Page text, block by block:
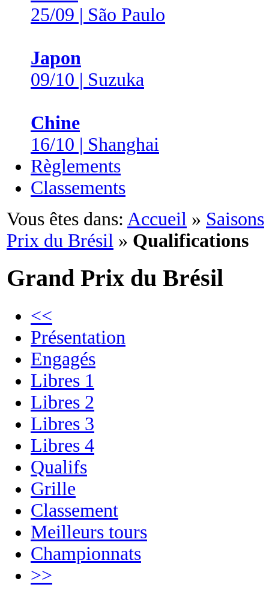
25/09 | São Paulo
Japon
09/10 | Suzuka
Chine
16/10 | Shanghai
Règlements
Classements
Vous êtes dans: Accueil » Saisons
Prix du Brésil » Qualifications
Grand Prix du Brésil
<<
Présentation
Engagés
Libres 1
Libres 2
Libres 3
Libres 4
Qualifs
Grille
Classement
Meilleurs tours
Championnats
>>